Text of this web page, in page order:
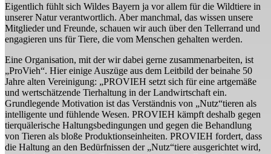
Eigentlich fühlt sich Wildes Bayern ja vor allem für die Wildtiere in
unserer Natur verantwortlich. Aber manchmal, das wissen unsere
Mitglieder und Freunde, schauen wir auch über den Tellerrand und
engagieren uns für Tiere, die vom Menschen gehalten werden.
Eine Organisation, mit der wir dabei gerne zusammenarbeiten, ist
„ProVieh“. Hier einige Auszüge aus dem Leitbild der beinahe 50
Jahre alten Vereinigung: „PROVIEH setzt sich für eine artgemäße
und wertschätzende Tierhaltung in der Landwirtschaft ein.
Grundlegende Motivation ist das Verständnis von „Nutz“tieren als
intelligente und fühlende Wesen. PROVIEH kämpft deshalb gegen
tierquälerische Haltungsbedingungen und gegen die Behandlung
von Tieren als bloße Produktionseinheiten. PROVIEH fordert, dass
die Haltung an den Bedürfnissen der „Nutz“tiere ausgerichtet wird,